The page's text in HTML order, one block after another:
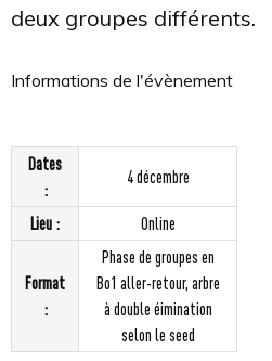
deux groupes différents.
Informations de l'évènement
Dates
:
4 décembre
Lieu : Online
Format
:
Phase de groupes en
Bo1 aller-retour, arbre
à double éimination
selon le seed